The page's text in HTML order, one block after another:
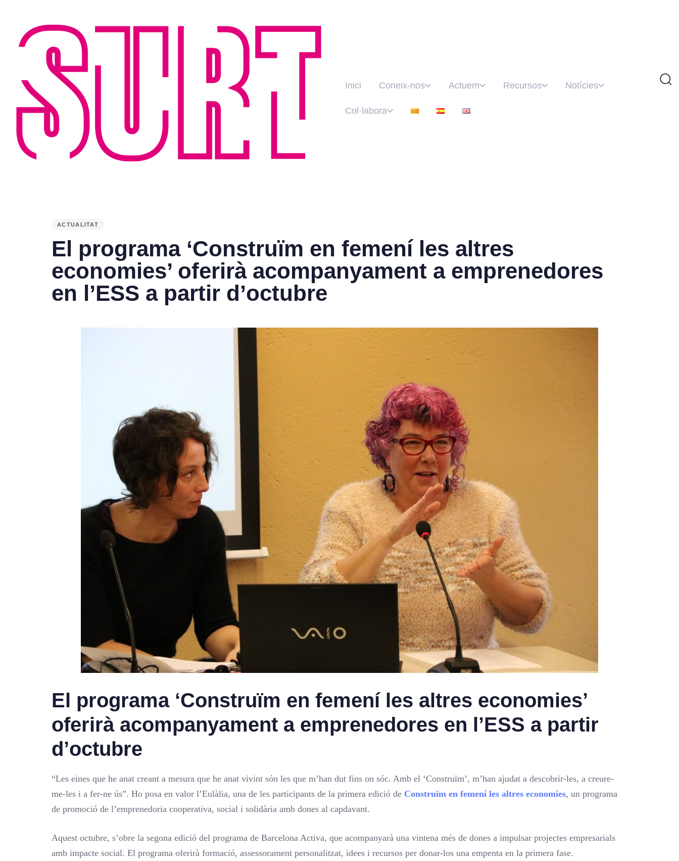
Inici Coneix-nos Actuem Recursos Notícies
Col·labora
ACTUALITAT
El programa ‘Construïm en femení les altres
economies’ oferirà acompanyament a emprenedores
en l’ESS a partir d’octubre
El programa ‘Construïm en femení les altres economies’
oferirà acompanyament a emprenedores en l’ESS a partir
d’octubre
“Les eines que he anat creant a mesura que he anat vivint són les que m’han dut fins on sóc. Amb el ‘Construïm’, m’han ajudat a descobrir-les, a creure-
me-les i a fer-ne ús”. Ho posa en valor l’Eulàlia, una de les participants de la primera edició de Construïm en femení les altres economies, un programa
de promoció de l’emprenedoria cooperativa, social i solidària amb dones al capdavant.
Aquest octubre, s’obre la segona edició del programa de Barcelona Activa, que acompanyarà una vintena més de dones a impulsar projectes empresarials
amb impacte social. El programa oferirà formació, assessorament personalitzat, idees i recursos per donar-los una empenta en la primera fase.